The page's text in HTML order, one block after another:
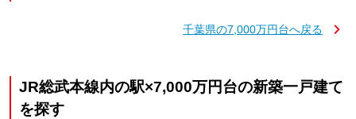
千葉県の7,000万円台へ戻る
JR総武本線内の駅×7,000万円台の新築一戸建て
を探す